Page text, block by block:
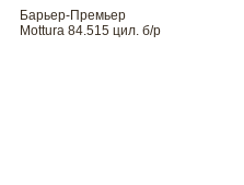
Барьер-Премьер
Mottura 84.515 цил. б/р